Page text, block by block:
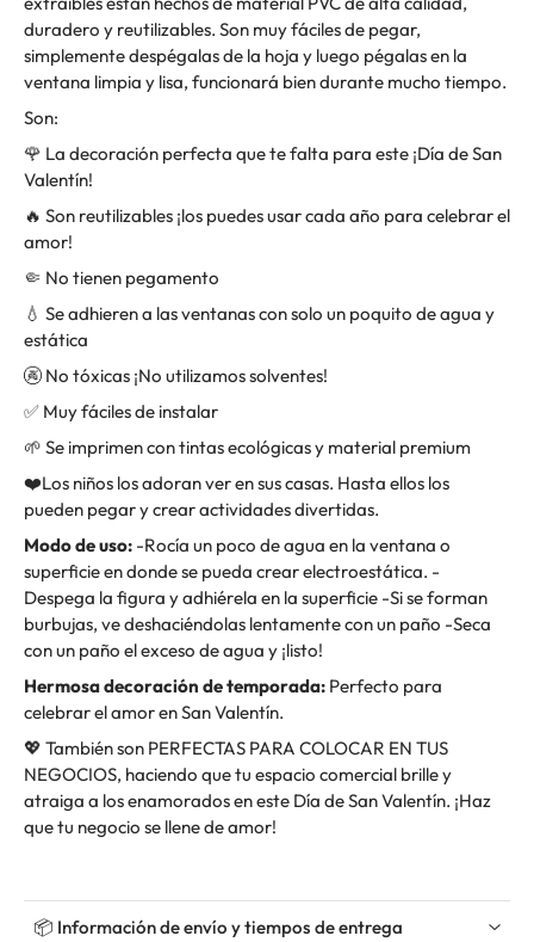
duradero y reutilizables. Son muy fáciles de pegar,
simplemente despégalas de la hoja y luego pégalas en la
ventana limpia y lisa, funcionará bien durante mucho tiempo.
Son:
🌹 La decoración perfecta que te falta para este ¡Día de San
Valentín!
🔥 Son reutilizables ¡los puedes usar cada año para celebrar el
amor!
🤏 No tienen pegamento
💧 Se adhieren a las ventanas con solo un poquito de agua y
estática
🚱 No tóxicas ¡No utilizamos solventes!
✅ Muy fáciles de instalar
🌱 Se imprimen con tintas ecológicas y material premium
❤️Los niños los adoran ver en sus casas. Hasta ellos los
pueden pegar y crear actividades divertidas.
Modo de uso: -Rocía un poco de agua en la ventana o
superficie en donde se pueda crear electroestática. -
Despega la figura y adhiérela en la superficie -Si se forman
burbujas, ve deshaciéndolas lentamente con un paño -Seca
con un paño el exceso de agua y ¡listo!
Hermosa decoración de temporada: Perfecto para
celebrar el amor en San Valentín.
💖 También son PERFECTAS PARA COLOCAR EN TUS
NEGOCIOS, haciendo que tu espacio comercial brille y
atraiga a los enamorados en este Día de San Valentín. ¡Haz
que tu negocio se llene de amor!
📦 Información de envío y tiempos de entrega